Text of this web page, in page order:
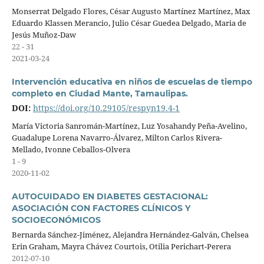
Monserrat Delgado Flores, César Augusto Martínez Martínez, Max
Eduardo Klassen Merancio, Julio César Guedea Delgado, Maria de
Jesús Muñoz-Daw
22 - 31
2021-03-24
Intervención educativa en niños de escuelas de tiempo
completo en Ciudad Mante, Tamaulipas.
DOI: https://doi.org/10.29105/respyn19.4-1
María Victoria Sanromán-Martínez, Luz Yosahandy Peña-Avelino,
Guadalupe Lorena Navarro-Álvarez, Milton Carlos Rivera-
Mellado, Ivonne Ceballos-Olvera
1 - 9
2020-11-02
AUTOCUIDADO EN DIABETES GESTACIONAL:
ASOCIACIÓN CON FACTORES CLÍNICOS Y
SOCIOECONÓMICOS
Bernarda Sánchez-Jiménez, Alejandra Hernández-Galván, Chelsea
Erin Graham, Mayra Chávez Courtois, Otilia Perichart-Perera
2012-07-10